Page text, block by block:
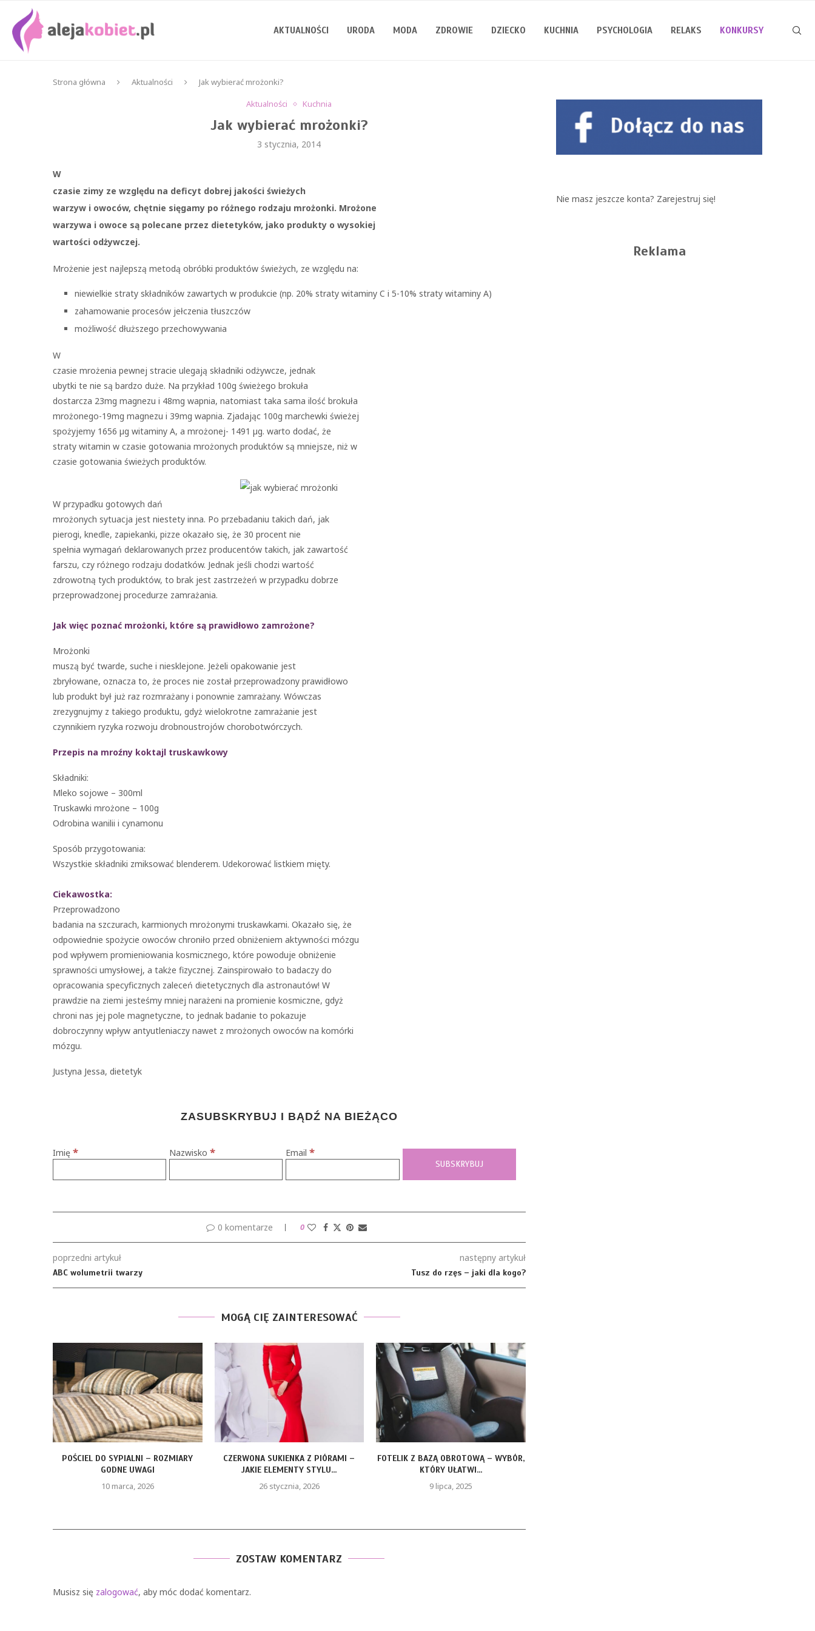
AKTUALNOŚCI URODA MODA ZDROWIE DZIECKO KUCHNIA PSYCHOLOGIA RELAKS KONKURSY
Strona główna Aktualności
Jak wybierać mrożonki?
Aktualności
Kuchnia
Jak wybierać mrożonki?
3 stycznia, 2014
W
czasie zimy ze względu na deficyt dobrej jakości świeżych
warzyw i owoców, chętnie sięgamy po różnego rodzaju mrożonki. Mrożone
warzywa i owoce są polecane przez dietetyków, jako produkty o wysokiej
wartości odżywczej.
Mrożenie jest najlepszą metodą obróbki produktów świeżych, ze względu na:
niewielkie straty składników zawartych w produkcie (np. 20% straty witaminy C i 5-10% straty witaminy A)
zahamowanie procesów jełczenia tłuszczów
możliwość dłuższego przechowywania
W
czasie mrożenia pewnej stracie ulegają składniki odżywcze, jednak
ubytki te nie są bardzo duże. Na przykład 100g świeżego brokuła
dostarcza 23mg magnezu i 48mg wapnia, natomiast taka sama ilość brokuła
mrożonego-19mg magnezu i 39mg wapnia. Zjadając 100g marchewki świeżej
spożyjemy 1656 µg witaminy A, a mrożonej- 1491 µg. warto dodać, że
straty witamin w czasie gotowania mrożonych produktów są mniejsze, niż w
czasie gotowania świeżych produktów.
W przypadku gotowych dań
mrożonych sytuacja jest niestety inna. Po przebadaniu takich dań, jak
pierogi, knedle, zapiekanki, pizze okazało się, że 30 procent nie
spełnia wymagań deklarowanych przez producentów takich, jak zawartość
farszu, czy różnego rodzaju dodatków. Jednak jeśli chodzi wartość
zdrowotną tych produktów, to brak jest zastrzeżeń w przypadku dobrze
przeprowadzonej procedurze zamrażania.
Jak więc poznać mrożonki, które są prawidłowo zamrożone?
Mrożonki
muszą być twarde, suche i niesklejone. Jeżeli opakowanie jest
zbryłowane, oznacza to, że proces nie został przeprowadzony prawidłowo
lub produkt był już raz rozmrażany i ponownie zamrażany. Wówczas
zrezygnujmy z takiego produktu, gdyż wielokrotne zamrażanie jest
czynnikiem ryzyka rozwoju drobnoustrojów chorobotwórczych.
Przepis na mroźny koktajl truskawkowy
Składniki:
Mleko sojowe – 300ml
Truskawki mrożone – 100g
Odrobina wanilii i cynamonu
Sposób przygotowania:
Wszystkie składniki zmiksować blenderem. Udekorować listkiem mięty.
Ciekawostka:
Przeprowadzono
badania na szczurach, karmionych mrożonymi truskawkami. Okazało się, że
odpowiednie spożycie owoców chroniło przed obniżeniem aktywności mózgu
pod wpływem promieniowania kosmicznego, które powoduje obniżenie
sprawności umysłowej, a także fizycznej. Zainspirowało to badaczy do
opracowania specyficznych zaleceń dietetycznych dla astronautów! W
prawdzie na ziemi jesteśmy mniej narażeni na promienie kosmiczne, gdyż
chroni nas jej pole magnetyczne, to jednak badanie to pokazuje
dobroczynny wpływ antyutleniaczy nawet z mrożonych owoców na komórki
mózgu.
Justyna Jessa, dietetyk
ZASUBSKRYBUJ I BĄDŹ NA BIEŻĄCO
Imię * Nazwisko* Email*
0 komentarze 0
poprzedni artykuł
ABC wolumetrii twarzy
następny artykuł
Tusz do rzęs – jaki dla kogo?
MOGĄ CIĘ ZAINTERESOWAĆ
CZERWONA SUKIENKA Z PIÓRAMI –
JAKIE ELEMENTY STYLU...
26 stycznia, 2026
FOTELIK Z BAZĄ OBROTOWĄ – WYBÓR,
KTÓRY UŁATWI...
9 lipca, 2025
LEAF LIFE GOLD – ZŁOTY OLEJEK CBD
DLA...
19 maja, 2025
ZOSTAW KOMENTARZ
Musisz się zalogować, aby móc dodać komentarz.
Nie masz jeszcze konta? Zarejestruj się!
Reklama